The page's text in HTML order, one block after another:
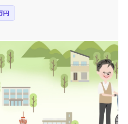
円